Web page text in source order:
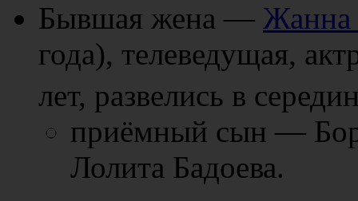
Бывшая жена — Жанна
года), телеведущая,
лет, развелись в
приёмный сын —
Лолита Бадоева.